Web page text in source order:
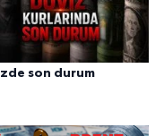
son durum